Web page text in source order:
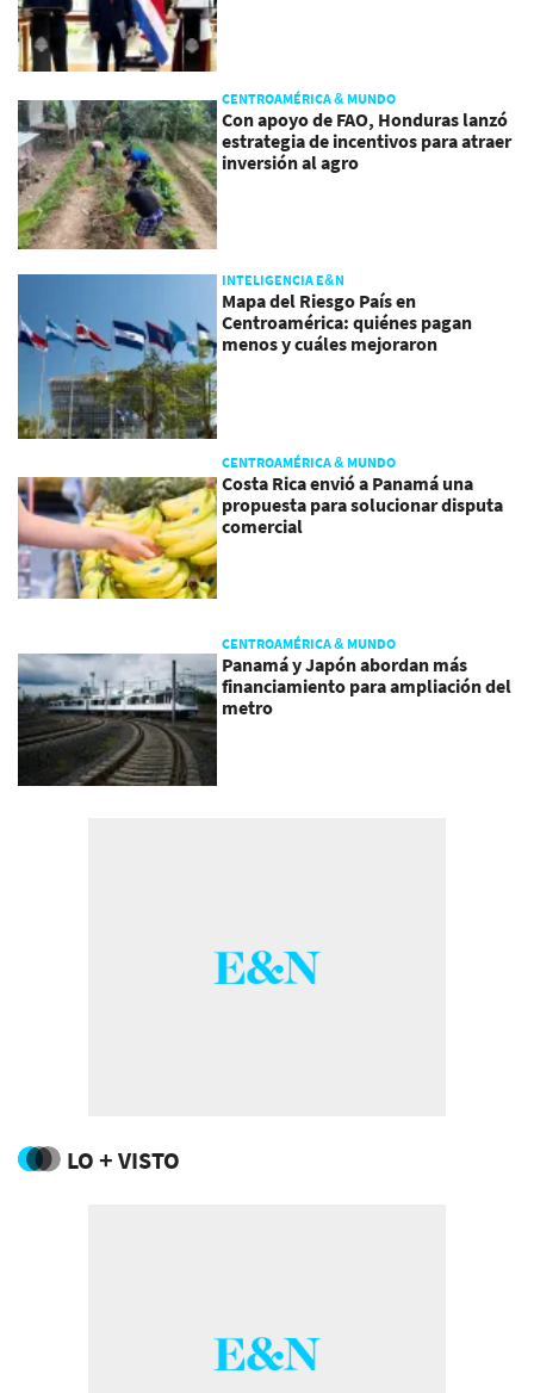
CENTROAMÉRICA & MUNDO
Con apoyo de FAO, Honduras lanzó
estrategia de incentivos para atraer
inversión al agro
INTELIGENCIA E&N
Mapa del Riesgo País en
Centroamérica: quiénes pagan
menos y cuáles mejoraron
CENTROAMÉRICA & MUNDO
Costa Rica envió a Panamá una
propuesta para solucionar disputa
comercial
CENTROAMÉRICA & MUNDO
Panamá y Japón abordan más
financiamiento para ampliación del
metro
LO + VISTO